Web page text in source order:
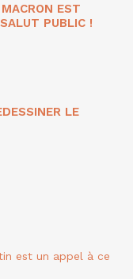
EST
PUBLIC !
LE
est un appel à ce